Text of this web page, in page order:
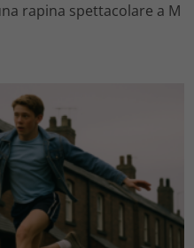
rapina spettacolare a M